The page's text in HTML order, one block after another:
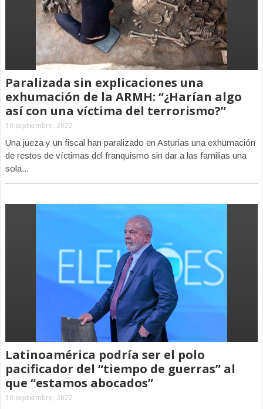
Paralizada sin explicaciones una
exhumación de la ARMH: “¿Harían algo
así con una víctima del terrorismo?”
30 septiembre, 2022
Una jueza y un fiscal han paralizado en Asturias una exhumación
de restos de víctimas del franquismo sin dar a las familias una
sola...
Latinoamérica podría ser el polo
pacificador del “tiempo de guerras” al
que “estamos abocados”
30 septiembre, 2022